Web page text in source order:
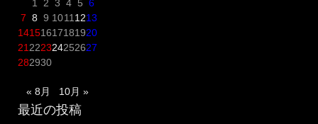
1 2 3 4 5 6
7 8 9 10111213
14151617181920
21222324252627
282930
« 8月 10月 »
最近の投稿